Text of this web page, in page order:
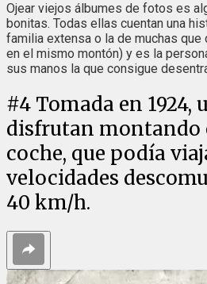
Ojear viejos álbumes de fotos es
bonitas. Todas ellas cuentan una
familia extensa o la de muchas que
en el mismo montón) y es la
sus manos la que consigue
#4 Tomada en 1924,
disfrutan montando
coche, que podía
velocidades
40 km/h.